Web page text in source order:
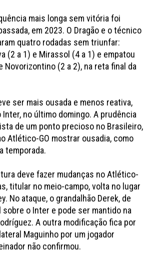
mais longa sem vitória foi
em 2023. O Dragão e o técnico
quatro rodadas sem triunfar:
(2 a 1) e Mirassol (4 a 1) e empatou
Novorizontino (2 a 2), na reta final da
ser mais ousada e menos reativa,
no último domingo. A prudência
de um ponto precioso no Brasileiro,
Atlético-GO mostrar ousadia, como
temporada.
deve fazer mudanças no Atlético-
titular no meio-campo, volta no lugar
No ataque, o grandalhão Derek, de
sobre o Inter e pode ser mantido na
A outra modificação fica por
Maguinho por um jogador
não confirmou.